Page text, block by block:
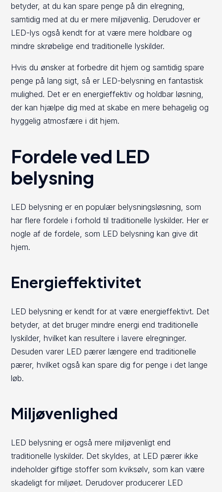
betyder, at du kan spare penge på din elregning,
samtidig med at du er mere miljøvenlig. Derudover er
LED-lys også kendt for at være mere holdbare og
mindre skrøbelige end traditionelle lyskilder.
Hvis du ønsker at forbedre dit hjem og samtidig spare
penge på lang sigt, så er LED-belysning en fantastisk
mulighed. Det er en energieffektiv og holdbar løsning,
der kan hjælpe dig med at skabe en mere behagelig og
hyggelig atmosfære i dit hjem.
Fordele ved LED
belysning
LED belysning er en populær belysningsløsning, som
har flere fordele i forhold til traditionelle lyskilder. Her er
nogle af de fordele, som LED belysning kan give dit
hjem.
Energieffektivitet
LED belysning er kendt for at være energieffektivt. Det
betyder, at det bruger mindre energi end traditionelle
lyskilder, hvilket kan resultere i lavere elregninger.
Desuden varer LED pærer længere end traditionelle
pærer, hvilket også kan spare dig for penge i det lange
løb.
Miljøvenlighed
LED belysning er også mere miljøvenligt end
traditionelle lyskilder. Det skyldes, at LED pærer ikke
indeholder giftige stoffer som kviksølv, som kan være
skadeligt for miljøet. Derudover producerer LED